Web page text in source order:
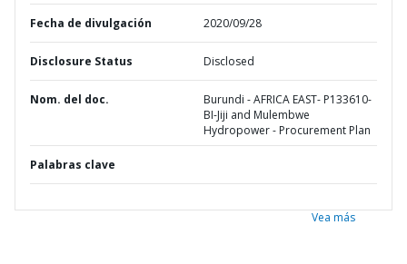
Fecha de divulgación 2020/09/28
Disclosure Status Disclosed
Nom. del doc.
Burundi - AFRICA EAST- P133610-
BI-Jiji and Mulembwe
Hydropower - Procurement Plan
Palabras clave
Vea más